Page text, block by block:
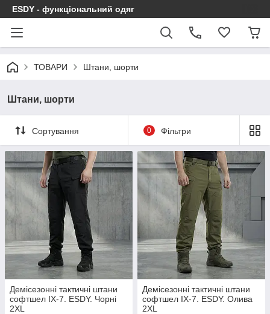
ESDY - функціональний одяг
ТОВАРИ Штани, шорти
Штани, шорти
Сортування 0 Фільтри
Демісезонні тактичні штани
софтшел IX-7. ESDY. Чорні
2XL
Демісезонні тактичні штани
софтшел IX-7. ESDY. Олива
2XL